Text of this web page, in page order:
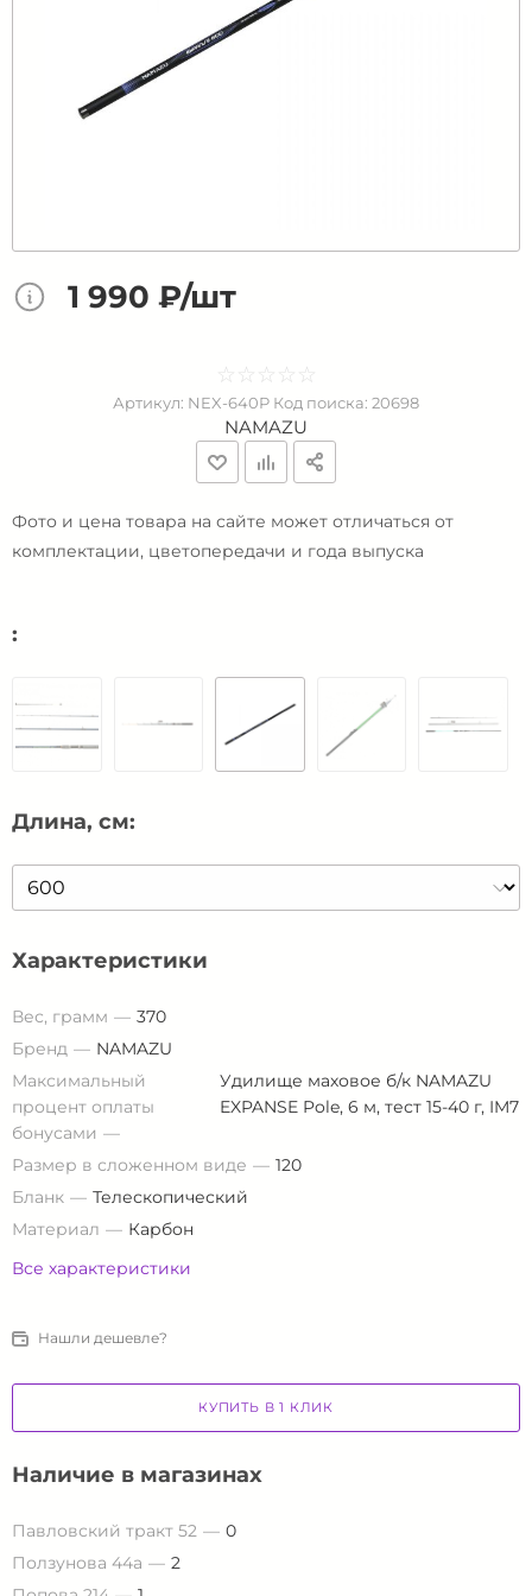
1 990 ₽/шт
☆ ☆ ☆ ☆ ☆
★ ★ ★ ★ ★
Артикул: NEX-640P Код поиска: 20698
NAMAZU
Фото и цена товара на сайте может отличаться от
комплектации, цветопередачи и года выпуска
:
Длина, см:
Характеристики
Вес, грамм
370
Бренд
NAMAZU
Максимальный
процент оплаты
бонусами
Удилище маховое б/к NAMAZU
EXPANSE Pole, 6 м, тест 15-40 г, IM7
Размер в сложенном виде
120
Бланк
Телескопический
Материал
Карбон
Все характеристики
Нашли дешевле?
КУПИТЬ В 1 КЛИК
Наличие в магазинах
Павловский тракт 52
0
Ползунова 44а
2